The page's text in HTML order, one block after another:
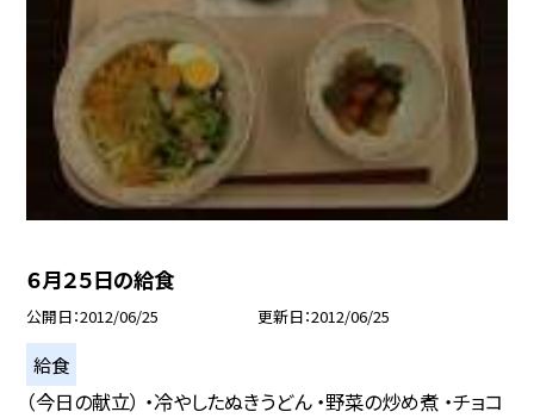
６月２５日の給食
公開日 2012/06/25 更新日 2012/06/25
給食
（今日の献立） ・冷やしたぬきうどん ・野菜の炒め煮 ・チョコ